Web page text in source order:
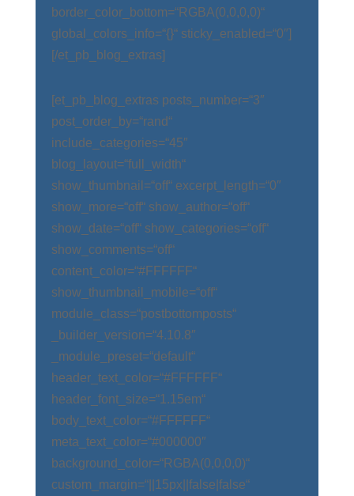
border_color_bottom=“RGBA(0,0,0,0)“
global_colors_info=“{}“ sticky_enabled=“0″]
[/et_pb_blog_extras]
[et_pb_blog_extras posts_number=“3″
post_order_by=“rand“
include_categories=“45″
blog_layout=“full_width“
show_thumbnail=“off“ excerpt_length=“0″
show_more=“off“ show_author=“off“
show_date=“off“ show_categories=“off“
show_comments=“off“
content_color=“#FFFFFF“
show_thumbnail_mobile=“off“
module_class=“postbottomposts“
_builder_version=“4.10.8″
_module_preset=“default“
header_text_color=“#FFFFFF“
header_font_size=“1.15em“
body_text_color=“#FFFFFF“
meta_text_color=“#000000″
background_color=“RGBA(0,0,0,0)“
custom_margin=“||15px||false|false“